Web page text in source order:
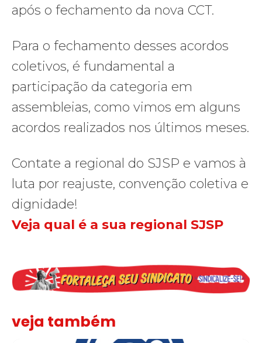
após o fechamento da nova CCT.
Para o fechamento desses acordos
coletivos, é fundamental a
participação da categoria em
assembleias, como vimos em alguns
acordos realizados nos últimos meses.
Contate a regional do SJSP e vamos à
luta por reajuste, convenção coletiva e
dignidade!
Veja qual é a sua regional SJSP
veja também